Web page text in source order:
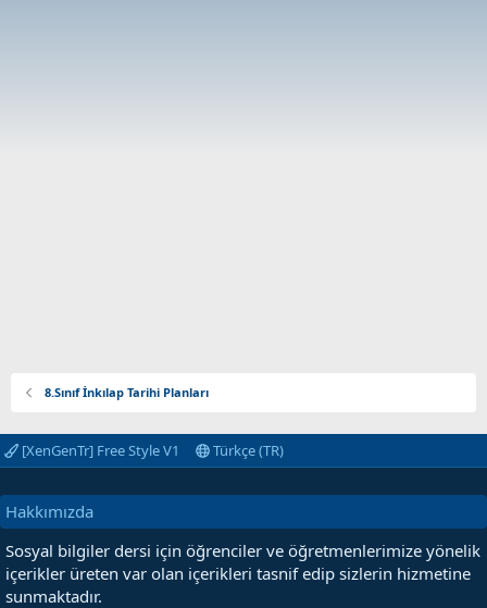
8.Sınıf İnkılap Tarihi Planları
[XenGenTr] Free Style V1 Türkçe (TR)
Hakkımızda
Sosyal bilgiler dersi için öğrenciler ve öğretmenlerimize yönelik
içerikler üreten var olan içerikleri tasnif edip sizlerin hizmetine
sunmaktadır.